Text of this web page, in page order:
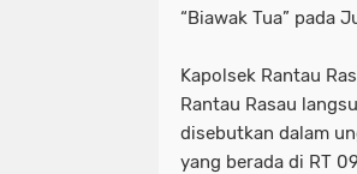
“Biawak Tua” pada
Kapolsek Rantau
Rantau Rasau
disebutkan dalam
yang berada di RT